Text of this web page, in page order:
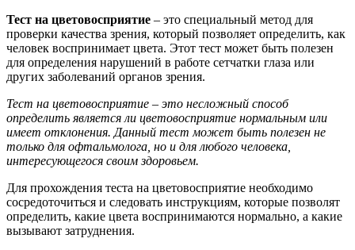
Тест на цветовосприятие – это специальный метод для
проверки качества зрения, который позволяет определить, как
человек воспринимает цвета. Этот тест может быть полезен
для определения нарушений в работе сетчатки глаза или
других заболеваний органов зрения.
Тест на цветовосприятие – это несложный способ
определить является ли цветовосприятие нормальным или
имеет отклонения. Данный тест может быть полезен не
только для офтальмолога, но и для любого человека,
интересующегося своим здоровьем.
Для прохождения теста на цветовосприятие необходимо
сосредоточиться и следовать инструкциям, которые позволят
определить, какие цвета воспринимаются нормально, а какие
вызывают затруднения.